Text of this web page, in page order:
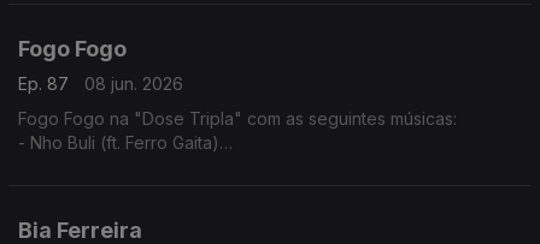
Fogo Fogo
Ep. 87
08 jun. 2026
Fogo Fogo na "Dose Tripla" com as seguintes músicas:
- Nho Buli (ft. Ferro Gaita)
Bia Ferreira